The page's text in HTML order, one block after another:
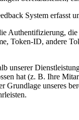
System erfasst
Authentifizierung,
Token-ID, andere
unserer
hat (z. B. Ihre
Grundlage unseres